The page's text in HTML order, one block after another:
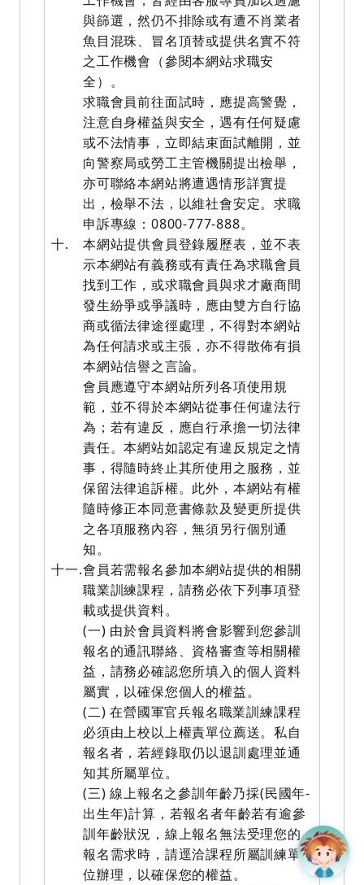
與篩選，然仍不排除或有遭不肖業者
魚目混珠、冒名頂替或提供名實不符
之工作機會（參閱本網站求職安
全）。
求職會員前往面試時，應提高警覺，
注意自身權益與安全，遇有任何疑慮
或不法情事，立即結束面試離開，並
向警察局或勞工主管機關提出檢舉，
亦可聯絡本網站將遭遇情形詳實提
出，檢舉不法，以維社會安定。求職
申訴專線：0800-777-888。
十.
本網站提供會員登錄履歷表，並不表
示本網站有義務或有責任為求職會員
找到工作，或求職會員與求才廠商間
發生紛爭或爭議時，應由雙方自行協
商或循法律途徑處理，不得對本網站
為任何請求或主張，亦不得散佈有損
本網站信譽之言論。
會員應遵守本網站所列各項使用規
範，並不得於本網站從事任何違法行
為；若有違反，應自行承擔一切法律
責任。本網站如認定有違反規定之情
事，得隨時終止其所使用之服務，並
保留法律追訴權。此外，本網站有權
隨時修正本同意書條款及變更所提供
之各項服務內容，無須另行個別通
知。
十一.會員若需報名參加本網站提供的相關
職業訓練課程，請務必依下列事項登
載或提供資料。
(一) 由於會員資料將會影響到您參訓
報名的通訊聯絡、資格審查等相關權
益，請務必確認您所填入的個人資料
屬實，以確保您個人的權益。
(二) 在營國軍官兵報名職業訓練課程
必須由上校以上權責單位薦送。私自
報名者，若經錄取仍以退訓處理並通
知其所屬單位。
(三) 線上報名之參訓年齡乃採(民國年-
出生年)計算，若報名者年齡若有逾參
訓年齡狀況，線上報名無法受理您的
報名需求時，請逕洽課程所屬訓練單
位辦理，以確保您的權益。